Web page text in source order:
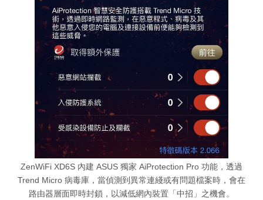
ZenWiFi XD6S 內建 ASUS 獨家 AiProtection Pro 功能，透過
Trend Micro 病毒庫，當偵測到異常連綫或有問題檔案時，會在
路由器層面即時封鎖，以減低網內裝置「中招」之機會。